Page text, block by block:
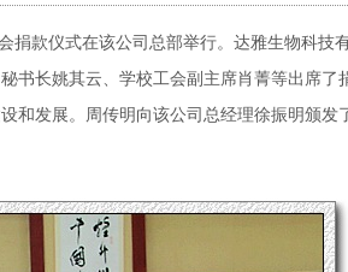
款仪式在该公司总部举行。达雅生物科技
书长姚其云、学校工会副主席肖菁等出席了
和发展。周传明向该公司总经理徐振明颁发